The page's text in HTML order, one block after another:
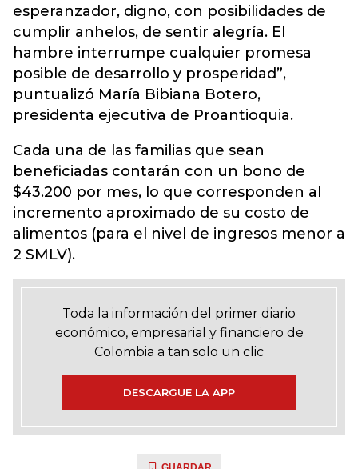
esperanzador, digno, con posibilidades de
cumplir anhelos, de sentir alegría. El
hambre interrumpe cualquier promesa
posible de desarrollo y prosperidad”,
puntualizó María Bibiana Botero,
presidenta ejecutiva de Proantioquia.
Cada una de las familias que sean
beneficiadas contarán con un bono de
$43.200 por mes, lo que corresponden al
incremento aproximado de su costo de
alimentos (para el nivel de ingresos menor a
2 SMLV).
Toda la información del primer diario
económico, empresarial y financiero de
Colombia a tan solo un clic
DESCARGUE LA APP